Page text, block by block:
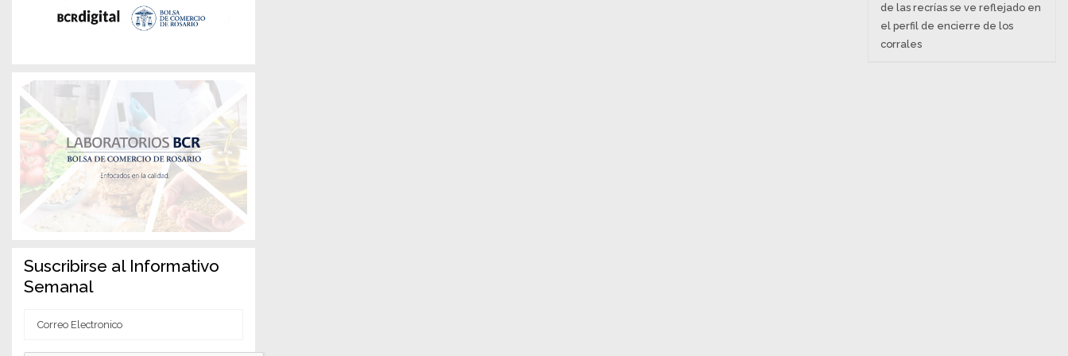
de las recrías se ve reflejado en
el perfil de encierre de los
corrales
Suscribirse al Informativo
Semanal
Correo